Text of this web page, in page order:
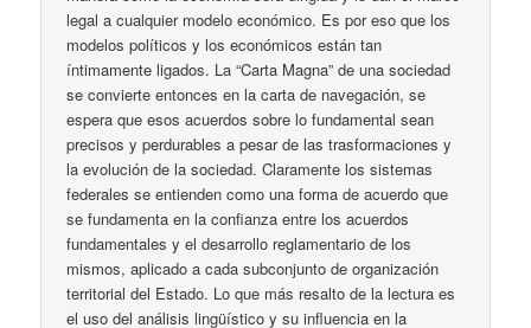
legal a cualquier modelo económico. Es por eso que los
modelos políticos y los económicos están tan
íntimamente ligados. La “Carta Magna” de una sociedad
se convierte entonces en la carta de navegación, se
espera que esos acuerdos sobre lo fundamental sean
precisos y perdurables a pesar de las trasformaciones y
la evolución de la sociedad. Claramente los sistemas
federales se entienden como una forma de acuerdo que
se fundamenta en la confianza entre los acuerdos
fundamentales y el desarrollo reglamentario de los
mismos, aplicado a cada subconjunto de organización
territorial del Estado. Lo que más resalto de la lectura es
el uso del análisis lingüístico y su influencia en la